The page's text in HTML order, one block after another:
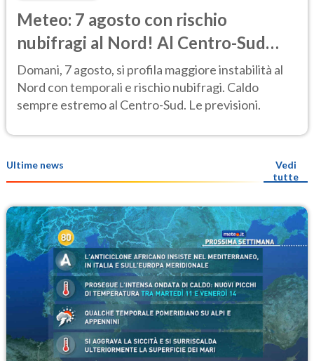
Meteo: 7 agosto con rischio
nubifragi al Nord! Al Centro-Sud
caldo estremo
Domani, 7 agosto, si profila maggiore instabilità al
Nord con temporali e rischio nubifragi. Caldo
sempre estremo al Centro-Sud. Le previsioni.
Ultime news
Vedi
tutte